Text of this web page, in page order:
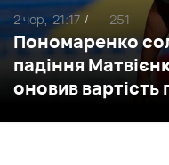
Пономаренко
падіння
оновив вартість
2 чер, 21:17 / 251